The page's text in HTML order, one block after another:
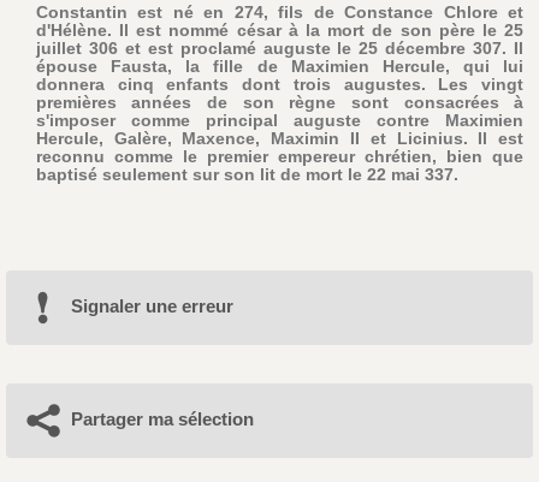
Constantin est né en 274, fils de Constance Chlore et
d'Hélène. Il est nommé césar à la mort de son père le 25
juillet 306 et est proclamé auguste le 25 décembre 307. Il
épouse Fausta, la fille de Maximien Hercule, qui lui
donnera cinq enfants dont trois augustes. Les vingt
premières années de son règne sont consacrées à
s'imposer comme principal auguste contre Maximien
Hercule, Galère, Maxence, Maximin II et Licinius. Il est
reconnu comme le premier empereur chrétien, bien que
baptisé seulement sur son lit de mort le 22 mai 337.
Signaler une erreur
Partager ma sélection